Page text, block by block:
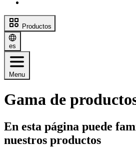
Productos
es
Menu
Gama de
En esta página puede
nuestros productos